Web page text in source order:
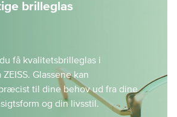
brilleglas
få kvalitetsbrilleglas i
Glassene kan
til dine behov ud fra dine
og din livsstil.